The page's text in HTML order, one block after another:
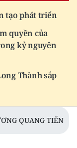
tạo phát triển
quyền của
kỷ nguyên
Thành sắp
QUANG TIẾN